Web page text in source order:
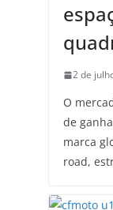
2 de
O
de
marca
road,